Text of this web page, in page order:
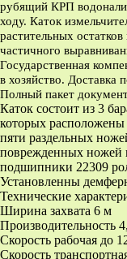
рубящий КРП
ходу. Каток
растительных
частичного
Государственная
в хозяйство. Доставка
Полный пакет
Каток состоит из 3
которых
пяти раздельных
поврежденных ножей
подшипники 22309
Установленны
Технические
Ширина захвата 6 м
Производительность
Скорость рабочая до
Скорость